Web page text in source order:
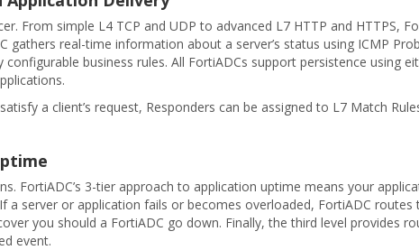
From simple L4 TCP and UDP to advanced L7 HTTP and HTTPS,
gathers real-time information about a server’s status using ICMP
business rules. All FortiADCs support persistence using
a client’s request, Responders can be assigned to L7 Match
FortiADC’s 3-tier approach to application uptime means your
a server or application fails or becomes overloaded, FortiADC
you should a FortiADC go down. Finally, the third level provides
event.